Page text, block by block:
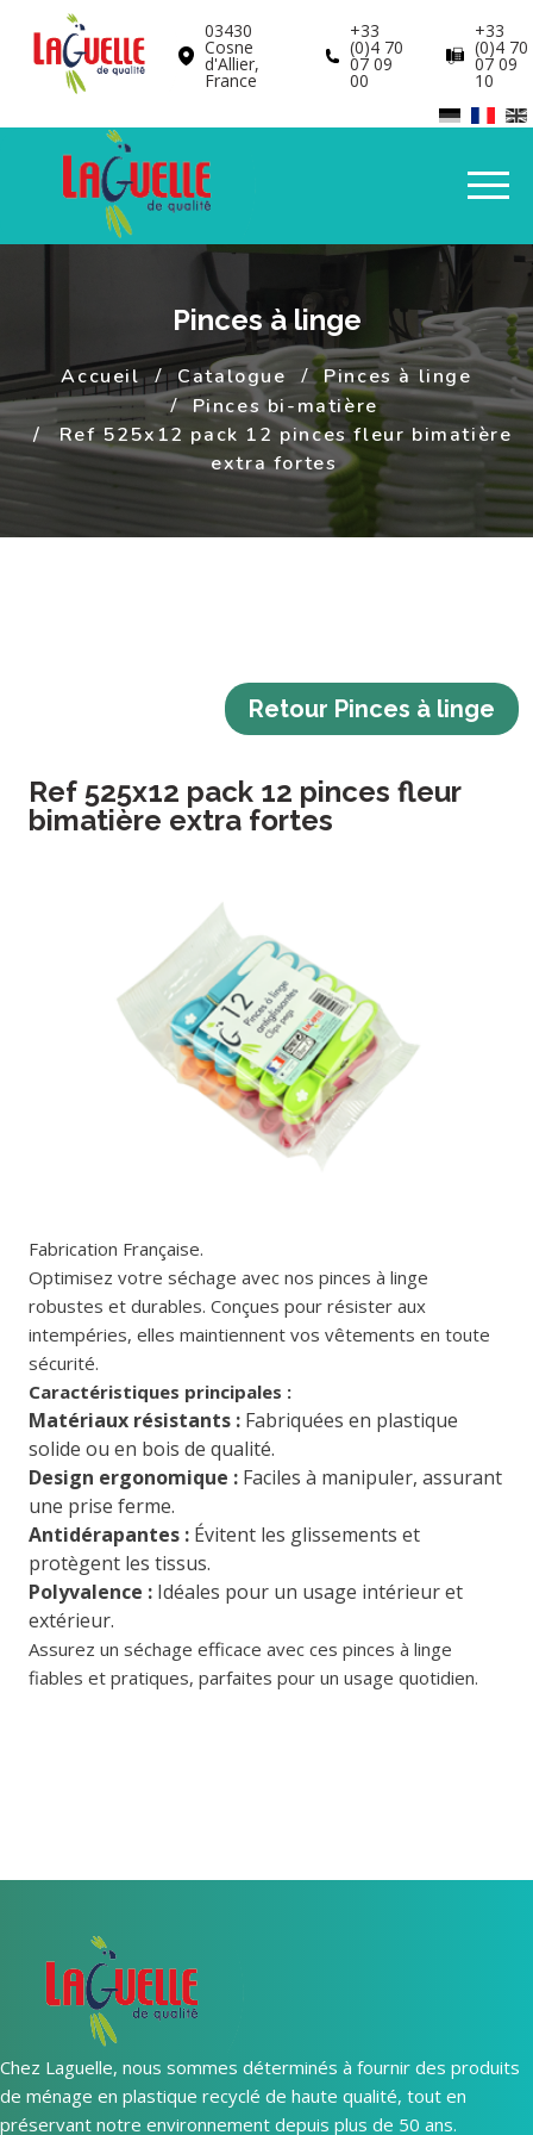
03430
Cosne
d'Allier,
France
+33
(0)4 70
07 09
00
+33
(0)4 70
07 09
10
Pinces à linge
Accueil Catalogue
Pinces à linge
Pinces bi-matière
Ref 525x12 pack 12 pinces fleur bimatière
extra fortes
Retour Pinces à linge
Ref 525x12 pack 12 pinces fleur
bimatière extra fortes
Fabrication Française.
Optimisez votre séchage avec nos pinces à linge
robustes et durables. Conçues pour résister aux
intempéries, elles maintiennent vos vêtements en toute
sécurité.
Caractéristiques principales :
Matériaux résistants : Fabriquées en plastique
solide ou en bois de qualité.
Design ergonomique : Faciles à manipuler, assurant
une prise ferme.
Antidérapantes : Évitent les glissements et
protègent les tissus.
Polyvalence : Idéales pour un usage intérieur et
extérieur.
Assurez un séchage efficace avec ces pinces à linge
fiables et pratiques, parfaites pour un usage quotidien.
Chez Laguelle, nous sommes déterminés à fournir des produits
de ménage en plastique recyclé de haute qualité, tout en
préservant notre environnement depuis plus de 50 ans.
Panneau de gestion des cookies